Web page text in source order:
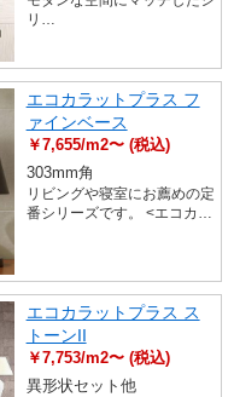
リ…
エコカラットプラス フ
ァインベース
￥7,655/m2〜 (税込)
303mm角
リビングや寝室にお薦めの定
番シリーズです。 <エコカ…
エコカラットプラス ス
トーンII
￥7,753/m2〜 (税込)
異形状セット他